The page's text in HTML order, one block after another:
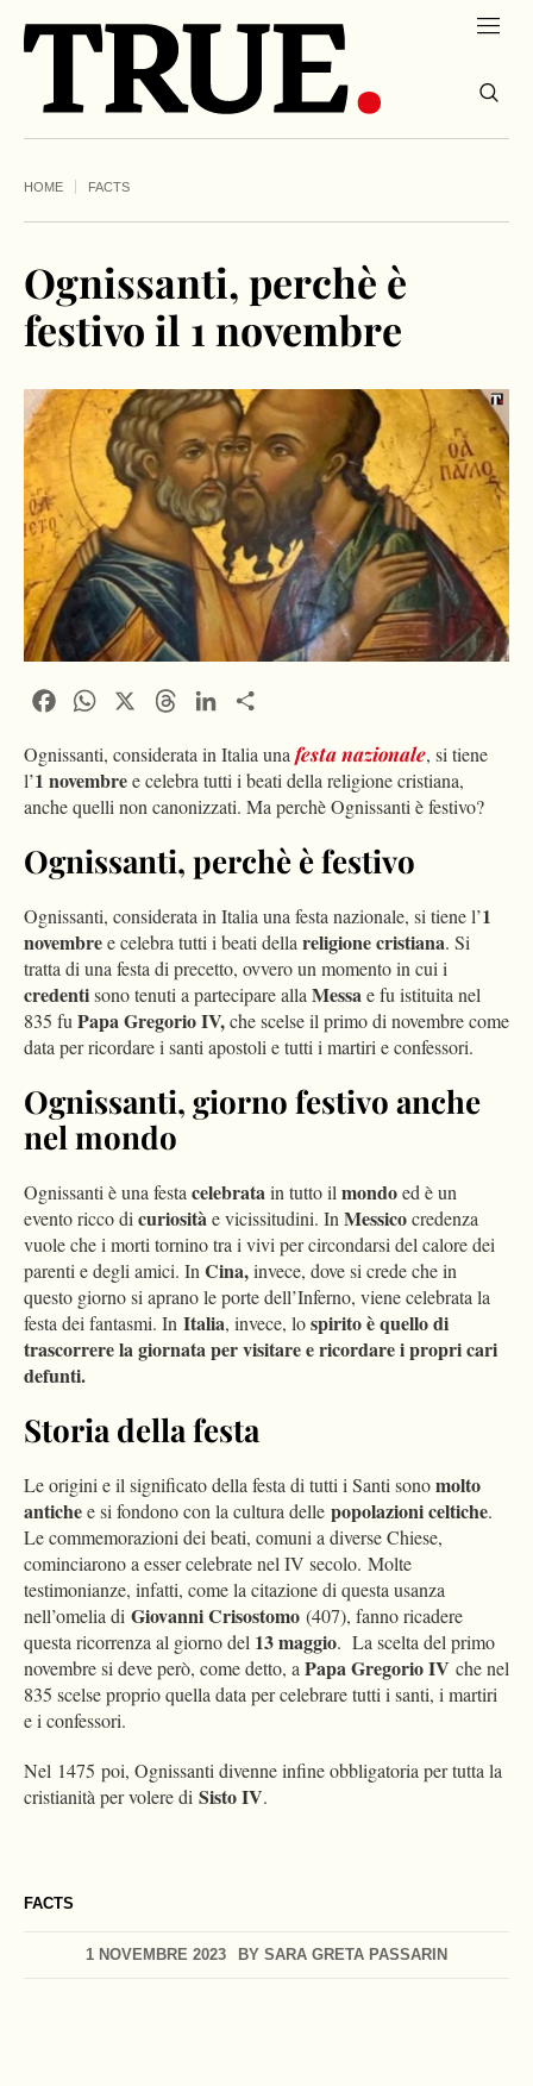
HOME FACTS
FACTS
Ognissanti, perchè è
festivo il 1 novembre
1 NOVEMBRE 2023 BY SARA GRETA PASSARIN
FacebookWhatsApp ThreadsLinkedIn
Ognissanti, considerata in Italia unafestanazionale, si tiene
l’1 novembree celebra tutti i beati della religione cristiana,
anche quelli non canonizzati. Ma perchè Ognissanti è festivo?
Ognissanti, perchè è festivo
Ognissanti, considerata in Italia una festa nazionale, si tiene l’1
novembree celebra tutti i beati dellareligionecristiana. Si
tratta di una festa di precetto, ovvero un momento in cui i
credentisono tenuti a partecipare allaMessae fu istituita nel
835 fuPapa Gregorio IV,che scelse il primo di novembre come
data per ricordare i santi apostoli e tutti i martiri e confessori.
Ognissanti, giorno festivo anche
nel mondo
Ognissanti è una festacelebratain tutto ilmondoed è un
evento ricco dicuriositàe vicissitudini. InMessicocredenza
vuole che i morti tornino tra i vivi per circondarsi del calore dei
parenti e degli amici. InCina,invece, dove si crede che in
questo giorno si aprano le porte dell’Inferno, viene celebrata la
festa dei fantasmi. In Italia, invece, lospirito è quello di
trascorrere la giornata per visitare e ricordare i propri cari
defunti.
Storia della festa
Le origini e il significato della festa di tutti i Santi sonomolto
antichee si fondono con la cultura delle popolazioni celtiche.
Le commemorazioni dei beati, comuni a diverse Chiese,
cominciarono a esser celebrate nel IV secolo. Molte
testimonianze, infatti, come la citazione di questa usanza
nell’omelia di Giovanni Crisostomo (407), fanno ricadere
questa ricorrenza al giorno del 13maggio. La scelta del primo
novembre si deve però, come detto, aPapa Gregorio IV che nel
835 scelse proprio quella data per celebrare tutti i santi, i martiri
e i confessori.
Nel 1475 poi, Ognissanti divenne infine obbligatoria per tutta la
cristianità per volere di Sisto IV.